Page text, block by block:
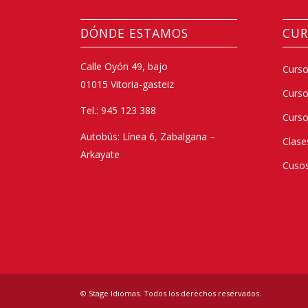
DÓNDE ESTAMOS
Calle Oyón 49, bajo
01015 Vitoria-gasteiz
Tel.: 945 123 388
Autobús: Línea 6, Zabalgana –
Arkayate
© Stage Idiomas. Todos los derechos reservados.